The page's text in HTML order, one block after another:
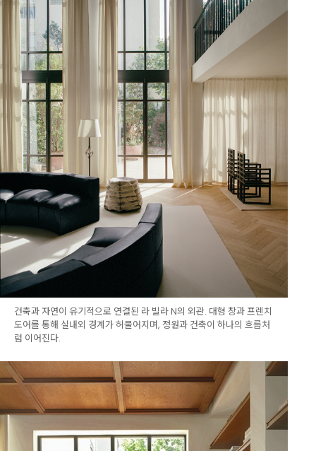
건축과 자연이 유기적으로 연결된 라 빌라 N의 외관. 대형 창과 프렌치
도어를 통해 실내외 경계가 허물어지며, 정원과 건축이 하나의 흐름처
럼 이어진다.